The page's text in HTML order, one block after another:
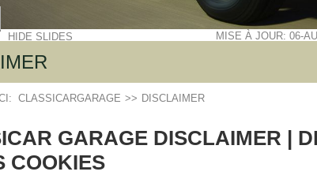
HIDE SLIDES MISE À JOUR: 06-
CLASSICARGARAGE >> DISCLAIMER
GARAGE DISCLAIMER |
COOKIES